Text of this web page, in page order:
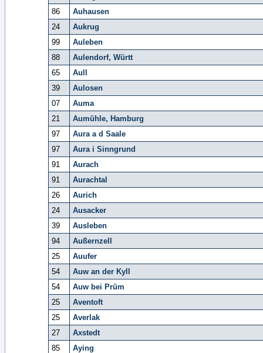
86
Auhausen
24
Aukrug
99
Auleben
88
Aulendorf, Württ
65
Aull
39
Aulosen
07
Auma
21
Aumühle, Hamburg
97
Aura a d Saale
97
Aura i Sinngrund
91
Aurach
91
Aurachtal
26
Aurich
24
Ausacker
39
Ausleben
94
Außernzell
25
Auufer
54
Auw an der Kyll
54
Auw bei Prüm
25
Aventoft
25
Averlak
27
Axstedt
85
Aying